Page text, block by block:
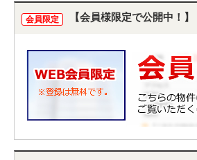
会員限定 【会員様限定で公開中！】